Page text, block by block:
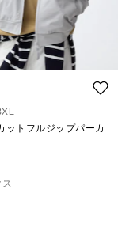
ットフルジップパーカ